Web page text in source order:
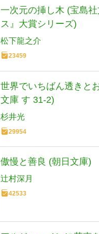
一次元の挿し木 (宝島社
ス』大賞シリーズ)
松下龍之介
23459
世界でいちばん透きと
文庫 す 31-2)
杉井光
29954
傲慢と善良 (朝日文庫)
辻村深月
42533